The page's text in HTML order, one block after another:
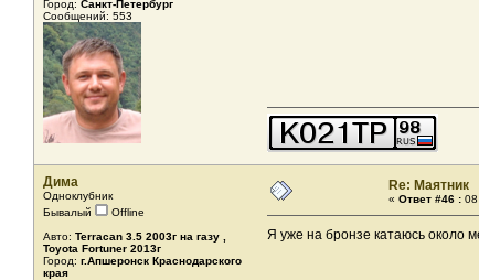
Город: Санкт-Петербург
Сообщений: 553
Дима
Одноклубник
Бывалый
Offline
Авто: Terracan 3.5 2003г на газу ,
Toyota Fortuner 2013г
Город: г.Апшеронск Краснодарского
края
Re: Маятник
« Ответ #46 :
Я уже на бронзе катаюсь около